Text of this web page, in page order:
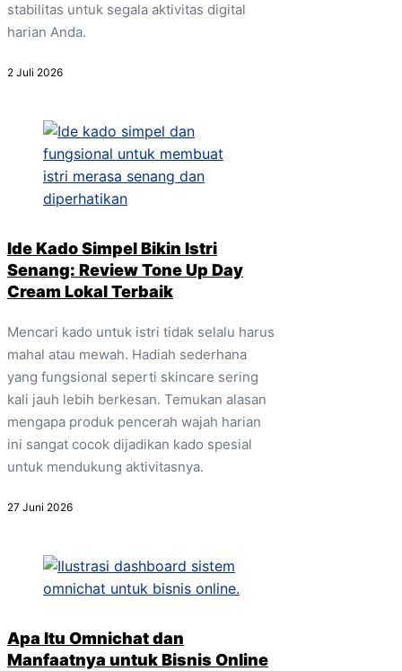
stabilitas untuk segala aktivitas digital
harian Anda.
2 Juli 2026
Ide Kado Simpel Bikin Istri
Senang: Review Tone Up Day
Cream Lokal Terbaik
Mencari kado untuk istri tidak selalu harus
mahal atau mewah. Hadiah sederhana
yang fungsional seperti skincare sering
kali jauh lebih berkesan. Temukan alasan
mengapa produk pencerah wajah harian
ini sangat cocok dijadikan kado spesial
untuk mendukung aktivitasnya.
27 Juni 2026
Apa Itu Omnichat dan
Manfaatnya untuk Bisnis Online